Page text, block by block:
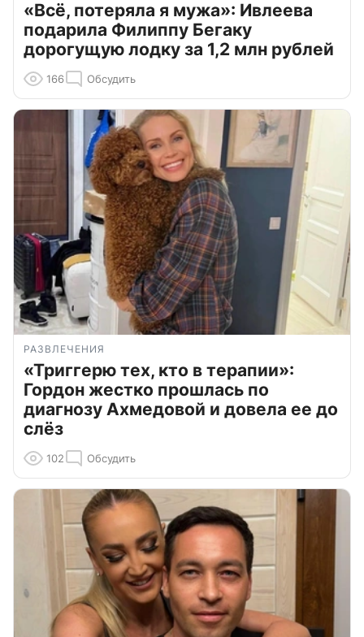
«Всё, потеряла я мужа»: Ивлеева
подарила Филиппу Бегаку
дорогущую лодку за 1,2 млн рублей
166 Обсудить
РАЗВЛЕЧЕНИЯ
«Триггерю тех, кто в терапии»:
Гордон жестко прошлась по
диагнозу Ахмедовой и довела ее до
слёз
102 Обсудить